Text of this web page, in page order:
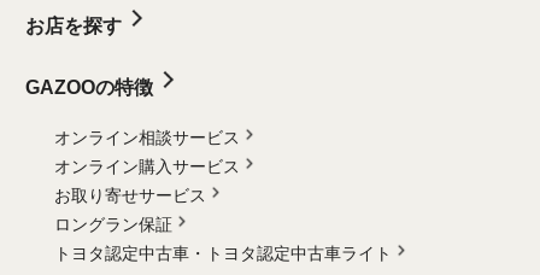
お店を探す
GAZOOの特徴
オンライン相談サービス
オンライン購入サービス
お取り寄せサービス
ロングラン保証
トヨタ認定中古車・
トヨタ認定中古車ライト